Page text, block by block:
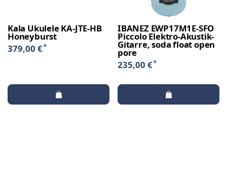
Kala Ukulele KA-JTE-HB
Honeyburst
379,00 €*
IBANEZ EWP17M1E-SFO
Piccolo Elektro-Akustik-
Gitarre, soda float open
pore
235,00 €*